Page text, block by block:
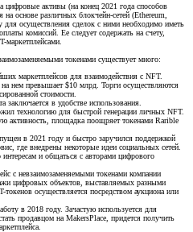
цифровые активы (на конец 2021 года способов
основе различных блокчейн-сетей (Ethereum,
осуществления сделок с ними необходимо иметь
комиссий. Ее следует содержать на счету,
маркетплейсами.
токенами существует много:
маркетплейсов для взаимодействия с NFT.
нем превышает $10 млрд. Торги осуществляются
стоимости.
заключается в удобстве использования.
технологию для быстрой генерации личных NFT.
активность, площадка поощряет токенами Rarible
в 2021 году и быстро заручился поддержкой
где внедрены некоторые идеи социальных сетей.
и общаться с авторами цифрового
с невзаимозаменяемыми токенами компании
цифровых объектов, выставляемых разными
осуществляется посредством аукциона или
в 2018 году. Зачастую используется для
продавцом на MakersPlace, придется получить